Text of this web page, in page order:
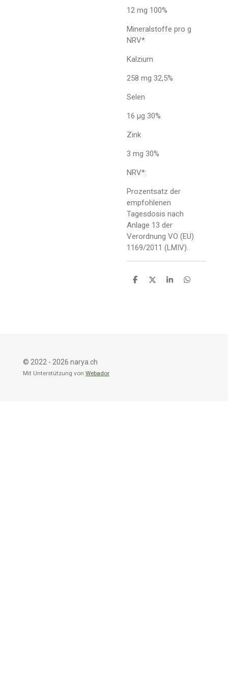
12 mg 100%
Mineralstoffe pro g
NRV*
Kalzium
258 mg 32,5%
Selen
16 µg 30%
Zink
3 mg 30%
NRV*:
Prozentsatz der
empfohlenen
Tagesdosis nach
Anlage 13 der
Verordnung VO (EU)
1169/2011 (LMIV).
T
T
T
T
© 2022 - 2026 narya.ch
Mit Unterstützung von Webador